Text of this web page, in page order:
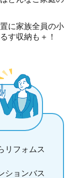
に家族全員の小
す収納も＋！
リフォムス
ションバス